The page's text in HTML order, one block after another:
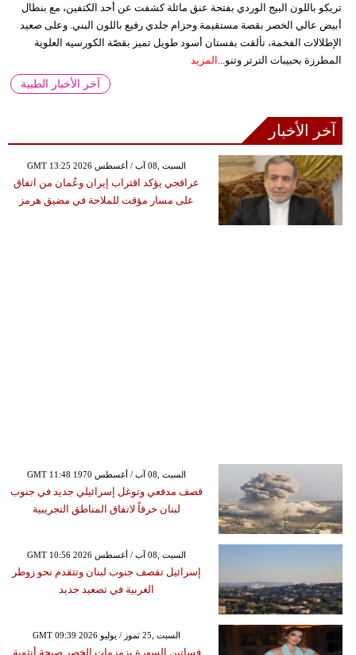
تريكو باللون البيج الوردي بفتحة عنق مائلة كشفت عن أحد الكتفين، مع بنطال
أبيض عالي الخصر بقصة مستقيمة وحزام جلدي رفيع باللون البني. وعلى صعيد
الإطلالات الفخمة، تألقت بفستان أسود طويل تميز بقصّة الكورسيه العلوية
المطرزة بحبيبات الترتر وتنو... المزيد
آخر الأخبار الطبية
آخر الأخبار
GMT 13:25 2026 السبت ,08 آب / أغسطس
عراقجي يؤكد اقتراب إيران وعُمان من اتفاق
على مسار مؤقت للملاحة في مضيق هرمز
GMT 11:48 1970 السبت ,08 آب / أغسطس
قصف مدفعي وتوغل إسرائيلي جديد في جنوب
لبنان خرقاً لاتفاق المناطق التجريبية
GMT 10:56 2026 السبت ,08 آب / أغسطس
إسرائيل تقصف جنوب لبنان وتتقدم نحو زوطر
الغربية في تصعيد جديد
GMT 09:39 2026 السبت ,25 تموز / يوليو
فساتين السهرة بزمزمات الخصر صيحة أنثوية